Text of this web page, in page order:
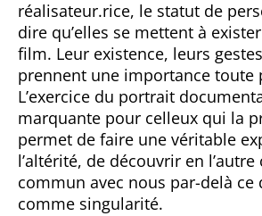
réalisateur.rice, le statut de
dire qu’elles se mettent à
film. Leur existence, leurs
prennent une importance toute
L’exercice du portrait
marquante pour celleux qui la
permet de faire une véritable
l’altérité, de découvrir en l’autre
commun avec nous par-delà
comme singularité.